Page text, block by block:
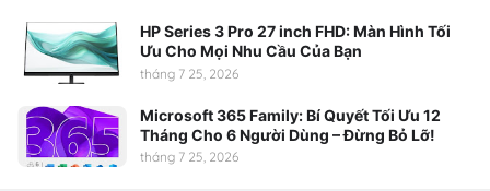
HP Series 3 Pro 27 inch FHD: Màn Hình Tối
Ưu Cho Mọi Nhu Cầu Của Bạn
tháng 7 25, 2026
Microsoft 365 Family: Bí Quyết Tối Ưu 12
Tháng Cho 6 Người Dùng – Đừng Bỏ Lỡ!
tháng 7 25, 2026